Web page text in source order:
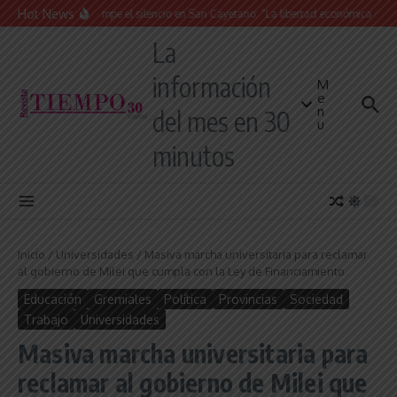
Saltar al contenido
Hot News
La Iglesia rompe el silencio en San Cayetano: “La libertad económica no
La
información
del mes en 30
minutos
M
e
n
u
Inicio / Universidades / Masiva marcha universitaria para reclamar
al gobierno de Milei que cumpla con la Ley de Financiamiento
Educación Gremiales Política Provincias
Sociedad
Trabajo
Universidades
Masiva marcha universitaria para
reclamar al gobierno de Milei que